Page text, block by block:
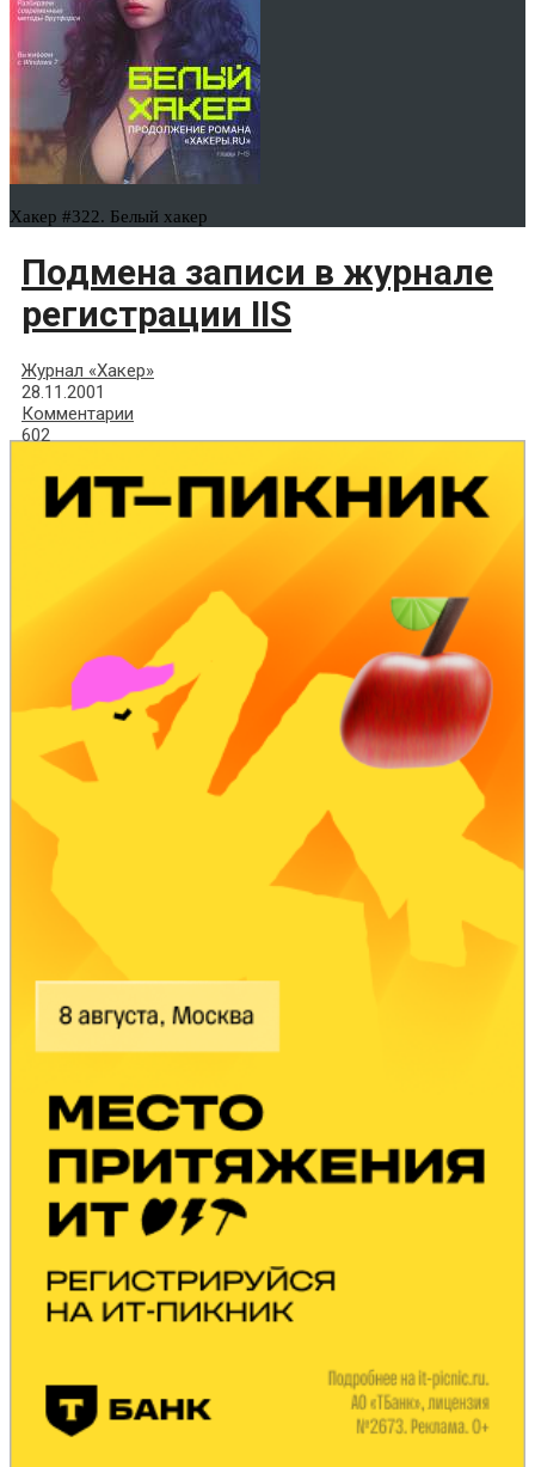
Хакер #322. Белый хакер
Подмена записи в журнале
регистрации IIS
Журнал «Хакер»
28.11.2001
Комментарии
602